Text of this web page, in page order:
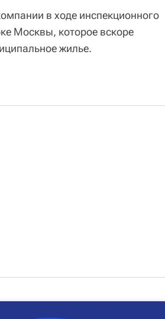
в ходе инспекционного
Москвы, которое вскоре
жилье.